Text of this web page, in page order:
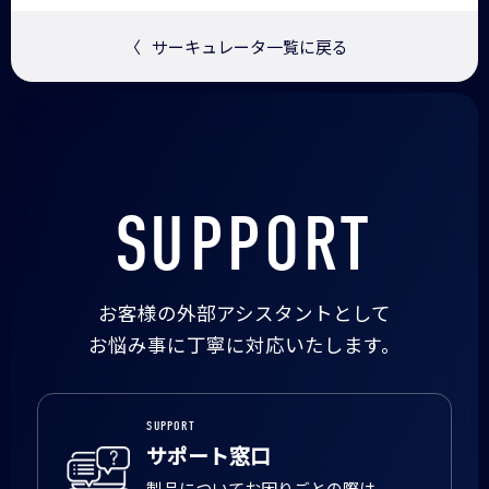
〈 サーキュレータ一覧に戻る
SUPPORT
お客様の外部アシスタントとして
お悩み事に丁寧に対応いたします。
SUPPORT
サポート窓口